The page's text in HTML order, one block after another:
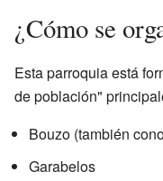
¿Cómo se
Esta parroquia está
de población"
Bouzo (también
Garabelos